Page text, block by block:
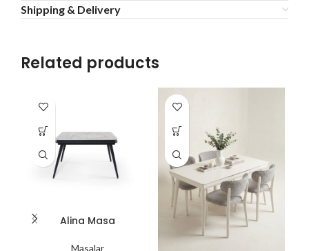
Shipping & Delivery
Related products
Alina Masa
Masalar